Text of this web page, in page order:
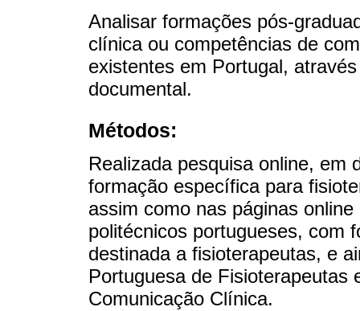
Analisar formações pós-
clínica ou competências de
existentes em Portugal,
documental.
Métodos:
Realizada pesquisa online, em
formação específica para
assim como nas páginas
politécnicos portugueses, com
destinada a fisioterapeutas, e
Portuguesa de Fisioterapeutas
Comunicação Clínica.